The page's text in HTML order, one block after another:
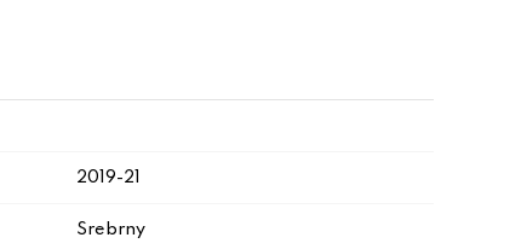
2019-21
Srebrny